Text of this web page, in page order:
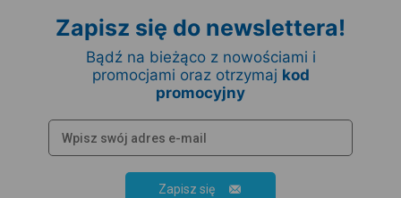
Zapisz się do newslettera!
Bądź na bieżąco z nowościami i
promocjami oraz otrzymaj kod
promocyjny
Zapisz się